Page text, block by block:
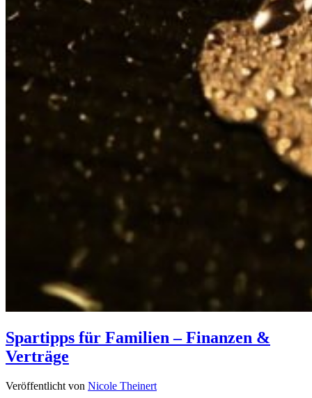
Spartipps für Familien – Finanzen &
Verträge
Veröffentlicht von Nicole Theinert